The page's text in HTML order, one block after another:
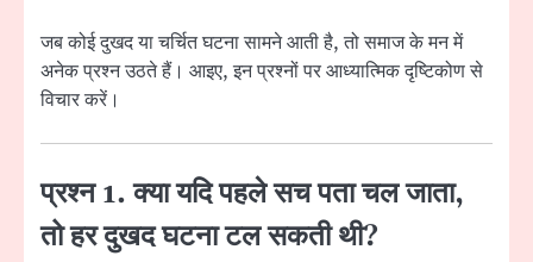
जब कोई दुखद या चर्चित घटना सामने आती है, तो समाज के मन में
अनेक प्रश्न उठते हैं। आइए, इन प्रश्नों पर आध्यात्मिक दृष्टिकोण से
विचार करें।
प्रश्न 1. क्या यदि पहले सच पता चल जाता,
तो हर दुखद घटना टल सकती थी?